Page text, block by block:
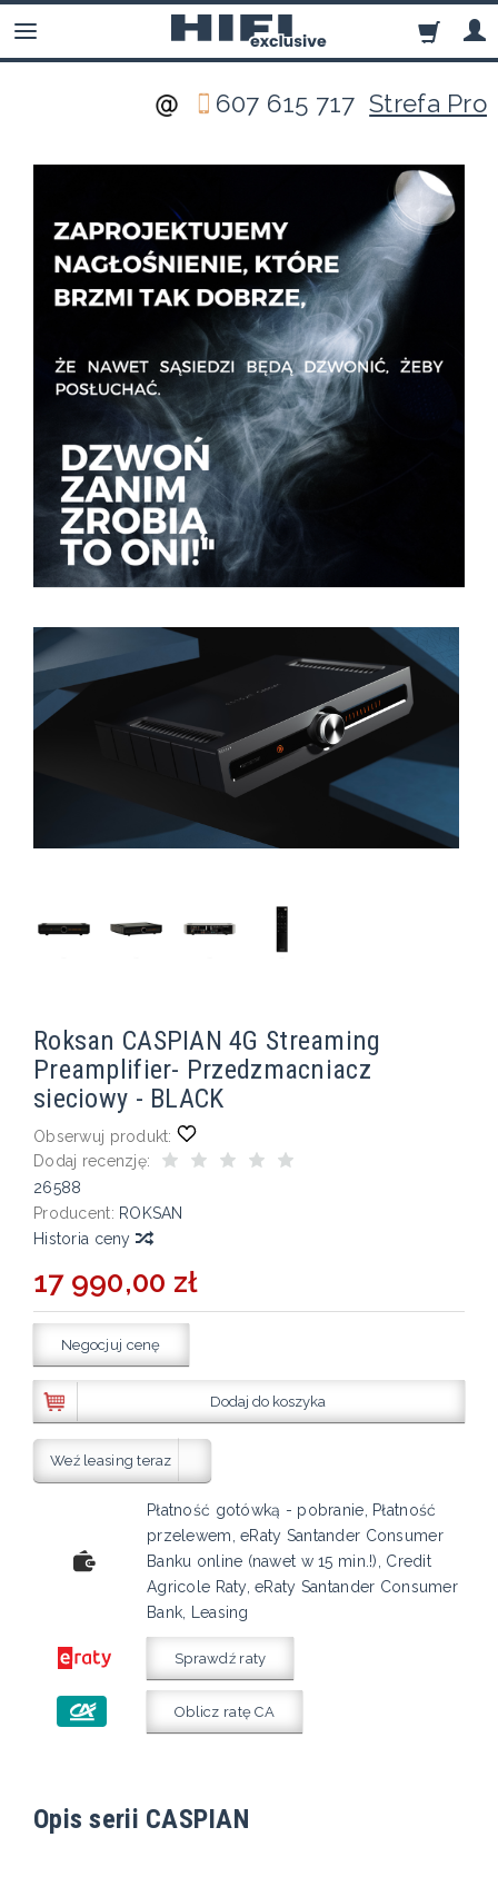
607 615 717Strefa Pro
Roksan CASPIAN 4G Streaming
Preamplifier- Przedzmacniacz
sieciowy - BLACK
Obserwuj produkt:
Dodaj recenzję:
26588
Producent: ROKSAN
Historia ceny
17 990,00 zł
Negocjuj cenę
Dodaj do koszyka
Weź leasing teraz
Płatność gotówką - pobranie, Płatność
przelewem, eRaty Santander Consumer
Banku online (nawet w 15 min.!), Credit
Agricole Raty, eRaty Santander Consumer
Bank, Leasing
Sprawdź raty
Oblicz ratę CA
Opis serii CASPIAN